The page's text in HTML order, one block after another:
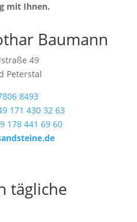
mit Ihnen.
Baumann
49
Peterstal
8493
171 430 32 63
178 441 69 60
tägliche